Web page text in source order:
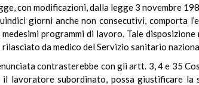
con modificazioni, dalla legge 3 novembre
giorni anche non consecutivi, comporta
programmi di lavoro. Tale disposizione
da medico del Servizio sanitario
contrasterebbe con gli artt. 3, 4 e 35
lavoratore subordinato, possa giustificare la